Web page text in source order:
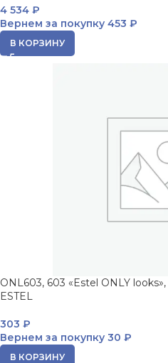
4 534 ₽
Вернем за покупку 453 ₽
В КОРЗИНУ
ONL603, 603 «Estel ONLY
ESTEL
303 ₽
Вернем за покупку 30 ₽
В КОРЗИНУ